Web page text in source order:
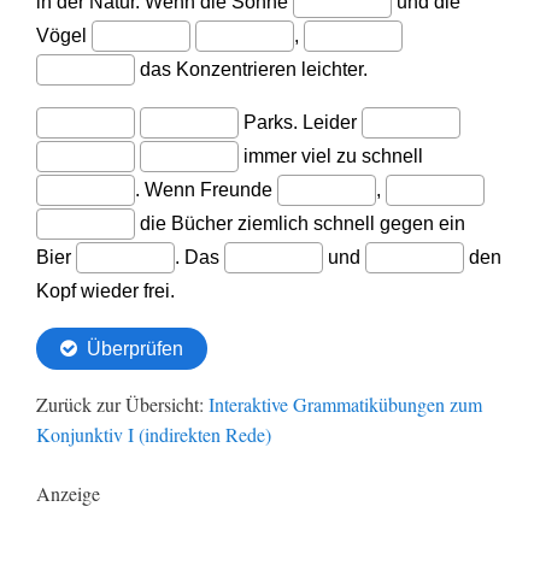
Zurück zur Übersicht: Interaktive Grammatikübungen zum
Konjunktiv I (indirekten Rede)
Anzeige